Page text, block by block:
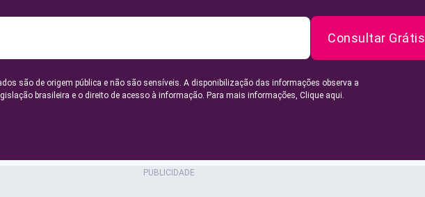
Consultar Grátis
são de origem pública e não são sensíveis. A disponibilização das informações observa a
brasileira e o direito de acesso à informação. Para mais informações, Clique aqui.